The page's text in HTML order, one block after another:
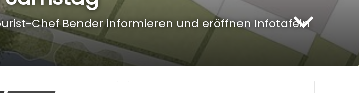
Chef Bender informieren und eröffnen Infotafeln